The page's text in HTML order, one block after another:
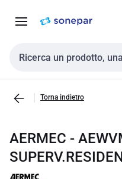
navigazione alla
Cerca input
Torna indietro
AERMEC -